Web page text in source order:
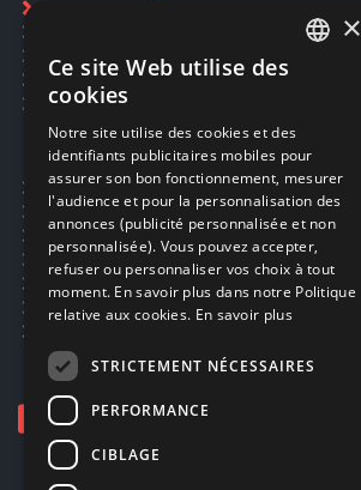
Restauration CD griffés
Réparations & SAV
Smartpoints
Ecogaming
Expédition & retours
Confidentialité
Conditions générales
EA Sport UFC 6
Call of Duty: Modern Warfare 4
Rachat et revente de jeux en cash
ENGLISH
×
Ce site Web utilise des
cookies
Notre site utilise des cookies et des
identifiants publicitaires mobiles pour
assurer son bon fonctionnement, mesurer
l'audience et pour la personnalisation des
annonces (publicité personnalisée et non
personnalisée). Vous pouvez accepter,
refuser ou personnaliser vos choix à tout
moment. En savoir plus dans notre Politique
relative aux cookies. En savoir plus
STRICTEMENT NÉCESSAIRES
PERFORMANCE
CIBLAGE